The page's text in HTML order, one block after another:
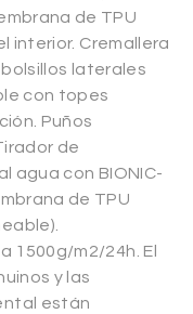
de TPU
interior. Cremallera
laterales
con topes
Puños
de
agua con BIONIC-
de TPU
1500g/m2/24h. El
y las
están